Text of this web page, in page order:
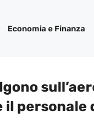
Economia e Finanza
personale